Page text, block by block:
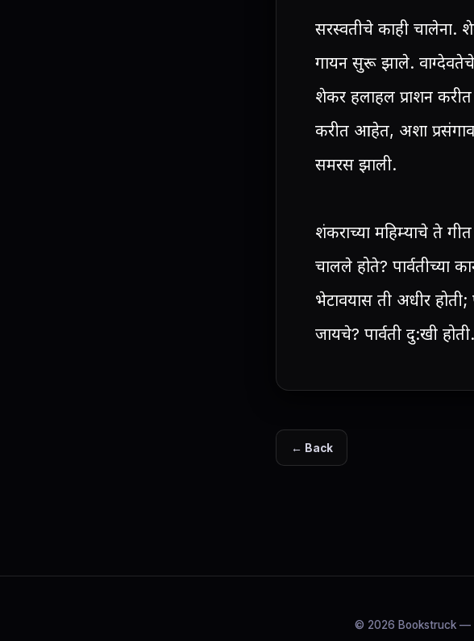
सरस्वतीचे काही चालेना.
गायन सुरू झाले. वाग्देवतेचे
शेकर हलाहल प्राशन
करीत आहेत, अशा
समरस झाली.
शंकराच्या महिम्याचे ते
चालले होते? पार्वतीच्या
भेटावयास ती अधीर
जायचे? पार्वती दु:खी होती.
← Back
© 2026 Bookstruck —